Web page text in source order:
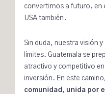
convertirnos a futuro, en
USA también.
Sin duda, nuestra visión
límites. Guatemala se
atractivo y competitivo en
inversión. En este camino,
comunidad, unida por